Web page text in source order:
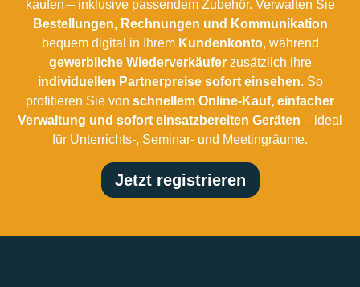
kaufen – inklusive passendem Zubehör. Verwalten Sie
Bestellungen, Rechnungen und Kommunikation
bequem digital in Ihrem Kundenkonto, während
gewerbliche Wiederverkäuferzusätzlich ihre
individuellen Partnerpreise sofort einsehen. So
profitieren Sie von schnellem Online-Kauf, einfacher
Verwaltung und sofort einsatzbereiten Geräten – ideal
für Unterrichts-, Seminar- und Meetingräume.
Jetzt registrieren